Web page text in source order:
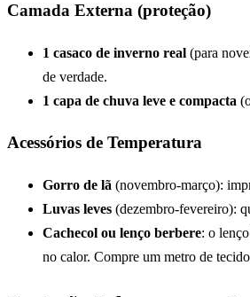
Camada Externa (proteção)
1 casaco de inverno real (para
de verdade.
1 capa de chuva leve e compacta
Acessórios de Temperatura
Gorro de lã (novembro-março):
Luvas leves (dezembro-fevereiro):
Cachecol ou lenço berbere: o
no calor. Compre um metro de